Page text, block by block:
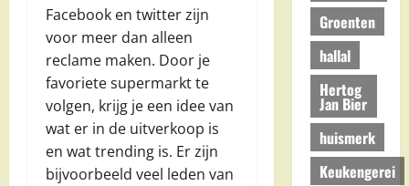
Facebook en twitter zijn
voor meer dan alleen
reclame maken. Door je
favoriete supermarkt te
volgen, krijg je een idee van
wat er in de uitverkoop is
en wat trending is. Er zijn
bijvoorbeeld veel leden van
Groenten
hallal
Hertog
Jan Bier
huismerk
Keukengerei